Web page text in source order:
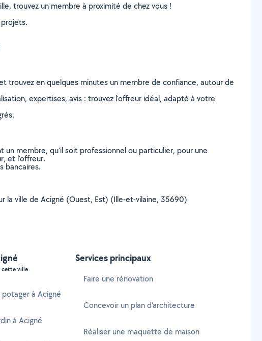
trouvez un membre à proximité de chez vous !
trouvez en quelques minutes un membre de confiance, autour de
expertises, avis : trouvez l'offreur idéal, adapté à votre
membre, qu’il soit professionnel ou particulier, pour une
et l’offreur.
bancaires.
la ville de Acigné (Ouest, Est) (Ille-et-vilaine, 35690)
cette ville
à Acigné
à Acigné
Services principaux
Faire une rénovation
Concevoir un plan d'architecture
Réaliser une maquette de maison